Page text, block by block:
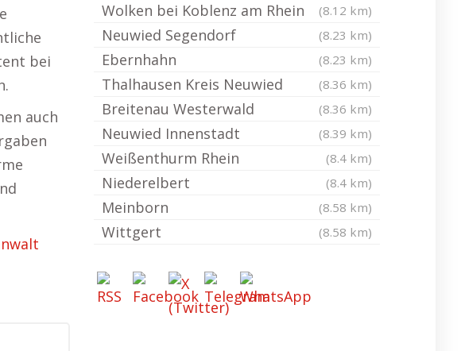
bei
auch
Wolken bei Koblenz am Rhein (8.12 km)
Neuwied Segendorf (8.23 km)
Ebernhahn (8.23 km)
Thalhausen Kreis Neuwied (8.36 km)
Breitenau Westerwald (8.36 km)
Neuwied Innenstadt (8.39 km)
Weißenthurm Rhein (8.4 km)
Niederelbert (8.4 km)
Meinborn (8.58 km)
Wittgert (8.58 km)